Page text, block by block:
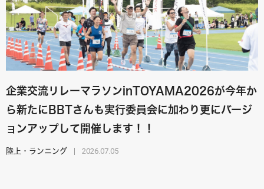
企業交流リレーマラソンinTOYAMA2026が今年か
ら新たにBBTさんも実行委員会に加わり更にバージ
ョンアップして開催します！！
陸上・ランニング 2026.07.05